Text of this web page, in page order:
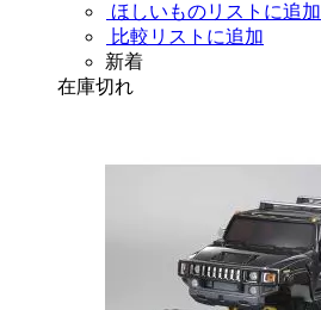
ほしいものリストに追加
比較リストに追加
新着
在庫切れ